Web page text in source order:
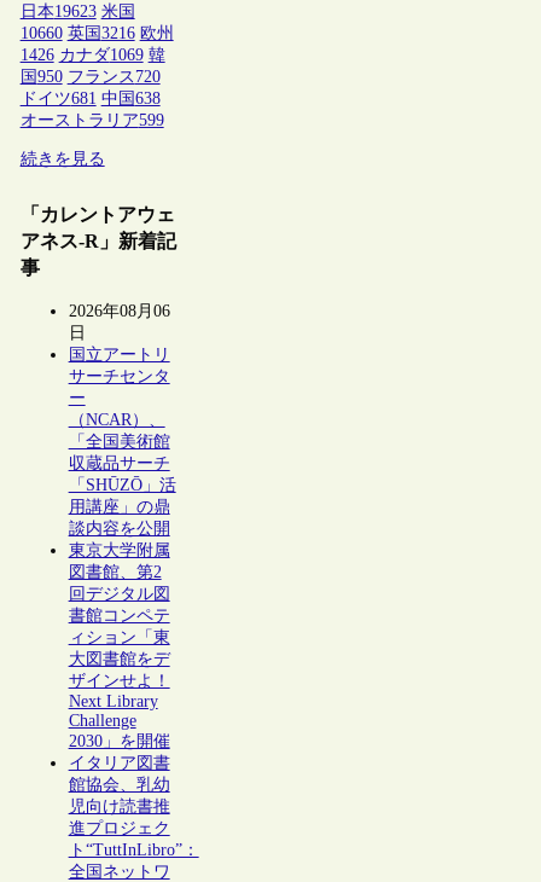
日本19623 米国
10660 英国 3216 欧州
1426 カナダ1069 韓
国 950 フランス 720
ドイツ681 中国 638
オーストラリア599
続きを見る
「カレントアウェ
アネス-R」新着記
事
2026年08月06
日
国立アートリ
サーチセンタ
ー
（NCAR）、
「全国美術館
収蔵品サーチ
「SHŪZŌ」活
用講座」の鼎
談内容を公開
東京大学附属
図書館、第2
回デジタル図
書館コンペテ
ィション「東
大図書館をデ
ザインせよ！
Next Library
Challenge
2030」を開催
イタリア図書
館協会、乳幼
児向け読書推
進プロジェク
ト“TuttInLibro”：
全国ネットワ